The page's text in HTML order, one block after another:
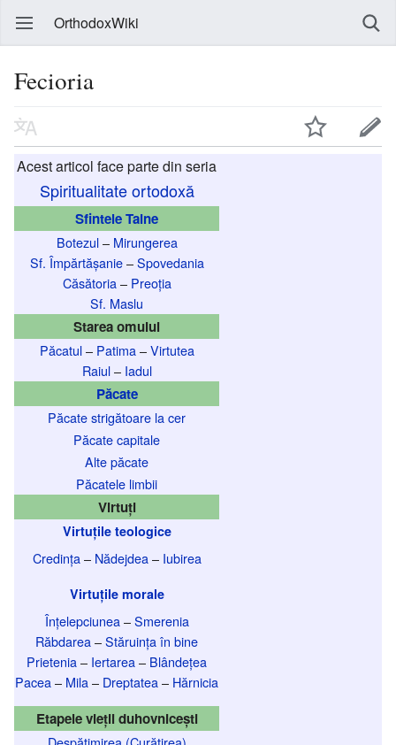
OrthodoxWiki
Fecioria
Acest articol face parte din seria
Spiritualitate ortodoxă
Sfintele Taine
Botezul– Mirungerea
Sf. Împărtășanie–Spovedania
Căsătoria– Preoția
Sf. Maslu
Starea omului
Păcatul– Patima–Virtutea
Raiul– Iadul
Păcate
Păcate strigătoare la cer
Păcate capitale
Alte păcate
Păcatele limbii
Virtuți
Virtuțile teologice
Credința– Nădejdea– Iubirea
Virtuțile morale
Înțelepciunea–Smerenia
Răbdarea–Stăruința în bine
Prietenia– Iertarea– Blândețea
Pacea– Mila– Dreptatea– Hărnicia
Etapele vieții duhovnicești